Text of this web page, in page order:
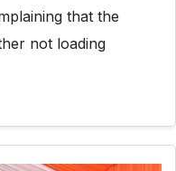
that the
not loading